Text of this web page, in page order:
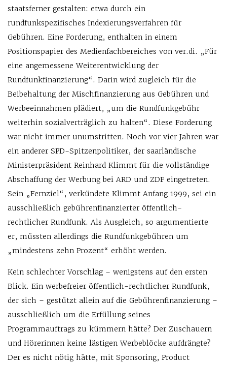
staatsferner gestalten: etwa durch ein
rundfunkspezifisches Indexierungsverfahren für
Gebühren. Eine Forderung, enthalten in einem
Positionspapier des Medienfachbereiches von ver.di. „Für
eine angemessene Weiterentwicklung der
Rundfunkfinanzierung“. Darin wird zugleich für die
Beibehaltung der Mischfinanzierung aus Gebühren und
Werbeeinnahmen plädiert, „um die Rundfunkgebühr
weiterhin sozialverträglich zu halten“. Diese Forderung
war nicht immer unumstritten. Noch vor vier Jahren war
ein anderer SPD-Spitzenpolitiker, der saarländische
Ministerpräsident Reinhard Klimmt für die vollständige
Abschaffung der Werbung bei ARD und ZDF eingetreten.
Sein „Fernziel“, verkündete Klimmt Anfang 1999, sei ein
ausschließlich gebührenfinanzierter öffentlich-
rechtlicher Rundfunk. Als Ausgleich, so argumentierte
er, müssten allerdings die Rundfunkgebühren um
„mindestens zehn Prozent“ erhöht werden.
Kein schlechter Vorschlag – wenigstens auf den ersten
Blick. Ein werbefreier öffentlich-rechtlicher Rundfunk,
der sich – gestützt allein auf die Gebührenfinanzierung –
ausschließlich um die Erfüllung seines
Programmauftrags zu kümmern hätte? Der Zuschauern
und Hörerinnen keine lästigen Werbeblöcke aufdrängte?
Der es nicht nötig hätte, mit Sponsoring, Product